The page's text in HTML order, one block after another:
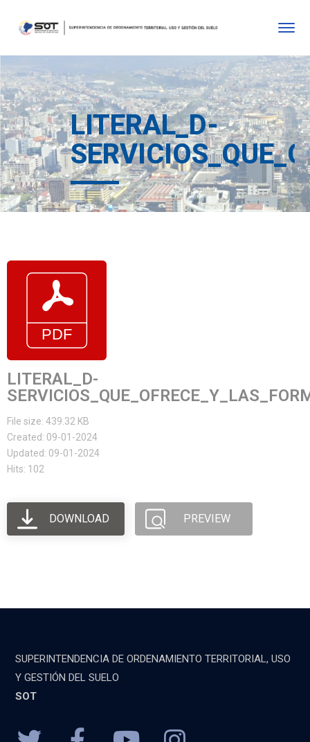
LITERAL_D-
LITERAL_D-
File size: 439.32 KB
Created: 09-01-2024
Updated: 09-01-2024
Hits: 102
DOWNLOAD PREVIEW
SUPERINTENDENCIA DE ORDENAMIENTO TERRITORIAL, USO
Y GESTIÓN DEL SUELO
SOT